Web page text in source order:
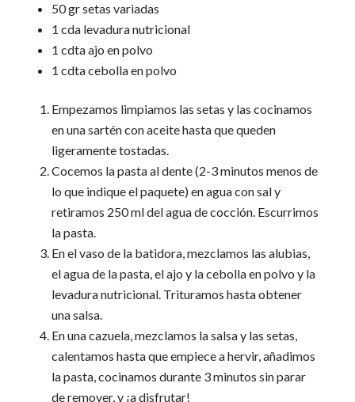
50 gr setas variadas
1 cda levadura nutricional
1 cdta ajo en polvo
1 cdta cebolla en polvo
Empezamos limpiamos las setas y las cocinamos
en una sartén con aceite hasta que queden
ligeramente tostadas.
Cocemos la pasta al dente (2-3 minutos menos de
lo que indique el paquete) en agua con sal y
retiramos 250 ml del agua de cocción. Escurrimos
la pasta.
En el vaso de la batidora, mezclamos las alubias,
el agua de la pasta, el ajo y la cebolla en polvo y la
levadura nutricional. Trituramos hasta obtener
una salsa.
En una cazuela, mezclamos la salsa y las setas,
calentamos hasta que empiece a hervir, añadimos
la pasta, cocinamos durante 3 minutos sin parar
de remover, y ¡a disfrutar!